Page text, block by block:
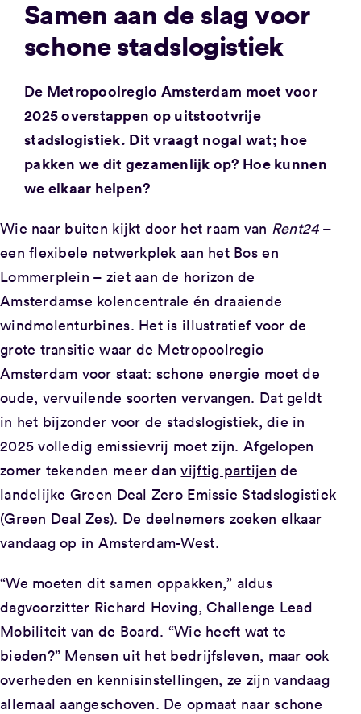
Samen aan de slag voor
schone stadslogistiek
De Metropoolregio Amsterdam moet voor
2025 overstappen op uitstootvrije
stadslogistiek. Dit vraagt nogal wat; hoe
pakken we dit gezamenlijk op? Hoe kunnen
we elkaar helpen?
Wie naar buiten kijkt door het raam van Rent24–
een flexibele netwerkplek aan het Bos en
Lommerplein – ziet aan de horizon de
Amsterdamse kolencentrale én draaiende
windmolenturbines. Het is illustratief voor de
grote transitie waar de Metropoolregio
Amsterdam voor staat: schone energie moet de
oude, vervuilende soorten vervangen. Dat geldt
in het bijzonder voor de stadslogistiek, die in
2025 volledig emissievrij moet zijn. Afgelopen
zomer tekenden meer danvijftig partijen de
landelijke Green Deal Zero Emissie Stadslogistiek
(Green Deal Zes). De deelnemers zoeken elkaar
vandaag op in Amsterdam-West.
“We moeten dit samen oppakken,” aldus
dagvoorzitter Richard Hoving, Challenge Lead
Mobiliteit van de Board. “Wie heeft wat te
bieden?” Mensen uit het bedrijfsleven, maar ook
overheden en kennisinstellingen, ze zijn vandaag
allemaal aangeschoven. De opmaat naar schone